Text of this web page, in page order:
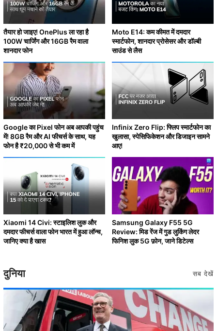
तैयार हो जाइए! OnePlus ला रहा है
100W चार्जिंग और 16GB रैम वाला
शानदार फोन
Moto E14: कम कीमत में दमदार
स्मार्टफोन, शानदार प्रोसेसर और डॉल्बी
साउंड से लैस
Google का Pixel फोन अब आपकी पहुंच
में! 8GB रैम और AI फीचर्स के साथ, यह
फोन है ₹20,000 से भी कम में
Infinix Zero Flip: फ्लिप स्मार्टफोन का
खुलासा, स्पेसिफिकेशन और डिजाइन सामने
आए!
Xiaomi 14 Civi: स्टाइलिश लुक और
दमदार फीचर्स वाला फोन भारत में हुआ लॉन्च,
जानिए क्या है खास
Samsung Galaxy F55 5G
Review: मिड रेंज में गुड लुकिंग लेदर
फिनिश लुक 5G फ़ोन, जाने डिटेल्स
दुनिया सब देखें